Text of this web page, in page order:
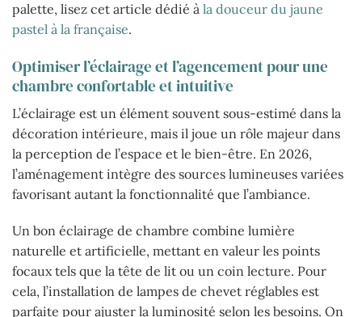
palette, lisez cet article dédié à la douceur du jaune
pastel à la française.
Optimiser l’éclairage et l’agencement pour une
chambre confortable et intuitive
L’éclairage est un élément souvent sous-estimé dans la
décoration intérieure, mais il joue un rôle majeur dans
la perception de l’espace et le bien-être. En 2026,
l’aménagement intègre des sources lumineuses variées
favorisant autant la fonctionnalité que l’ambiance.
Un bon éclairage de chambre combine lumière
naturelle et artificielle, mettant en valeur les points
focaux tels que la tête de lit ou un coin lecture. Pour
cela, l’installation de lampes de chevet réglables est
parfaite pour ajuster la luminosité selon les besoins. On